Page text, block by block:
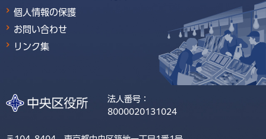
個人情報の保護
お問い合わせ
リンク集
法人番号：
8000020131024